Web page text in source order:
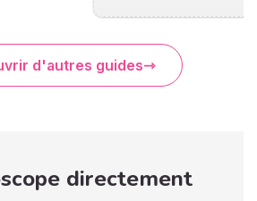
d'autres guides
directement